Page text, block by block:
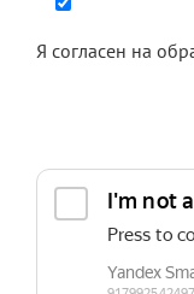
Я согласен на